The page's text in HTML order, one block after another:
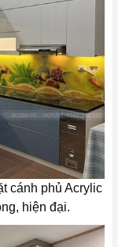
cánh phủ Acrylic
hiện đại.